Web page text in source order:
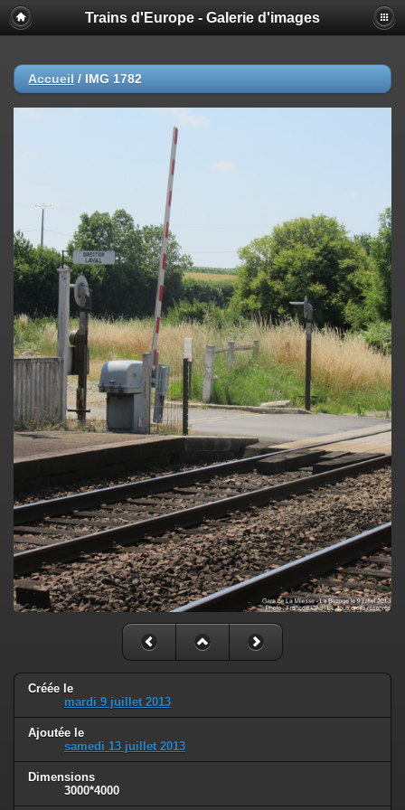
Trains d'Europe - Galerie d'images
Accueil / IMG 1782
Créée le
mardi 9 juillet 2013
Ajoutée le
samedi 13 juillet 2013
Dimensions
3000*4000